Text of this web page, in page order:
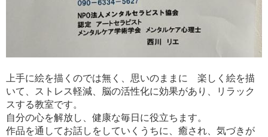
上手に絵を描くのでは無く、思いのままに 楽しく絵を描
いて、ストレス軽減、脳の活性化に効果があり、リラック
スする教室です。
自分の心を解放し、健康な毎日に役立ちます。
作品を通してお話しをしていくうちに、癒され、気づきが